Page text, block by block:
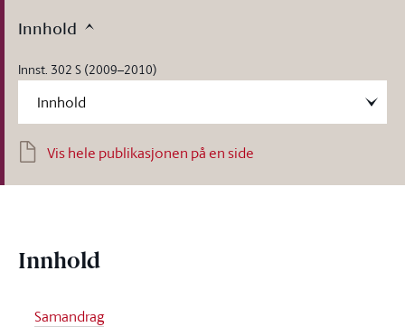
Innhold
Innst. 302 S (2009–2010)
Vis hele publikasjonen på en side
Innhold
Samandrag